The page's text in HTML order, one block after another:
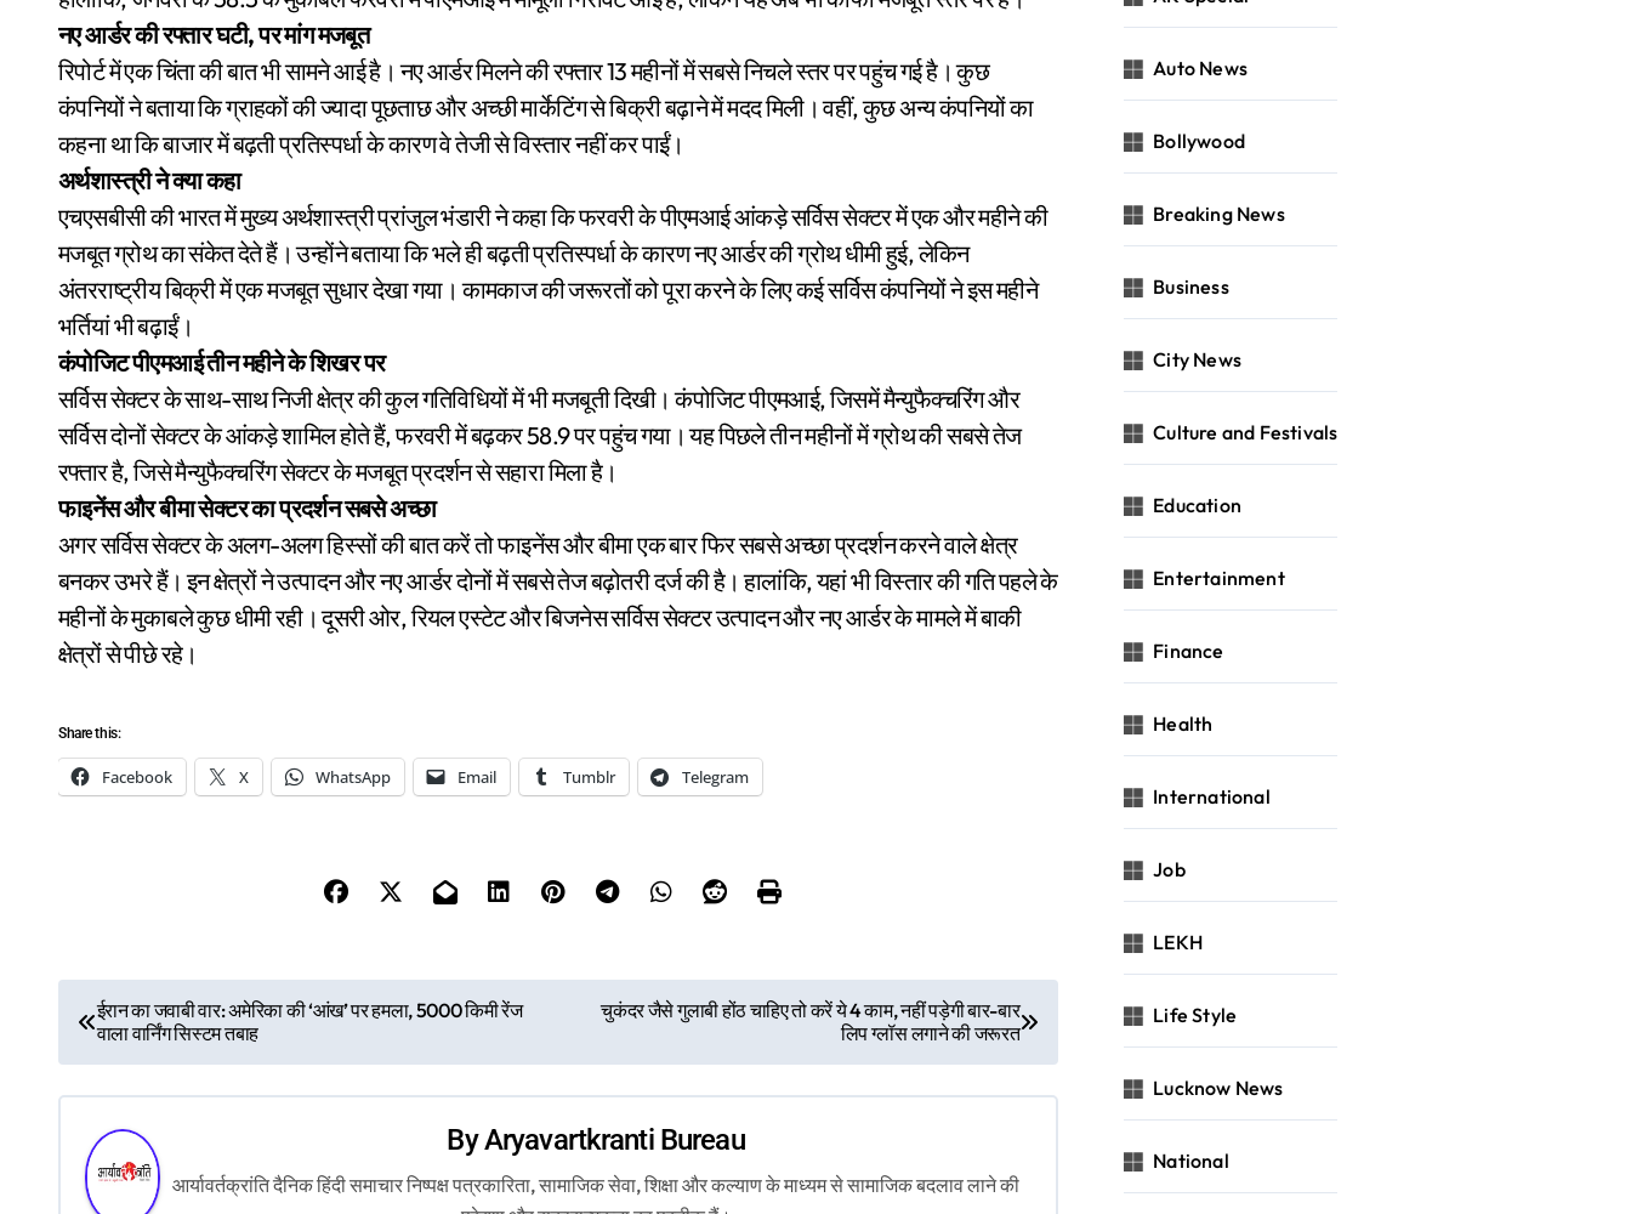
नए आर्डर की रफ्तार घटी, पर मांग मजबूत
रिपोर्ट में एक चिंता की बात भी सामने आई है। नए आर्डर मिलने की रफ्तार 13 महीनों में सबसे निचले स्तर पर पहुंच गई है। कुछ
कंपनियों ने बताया कि ग्राहकों की ज्यादा पूछताछ और अच्छी मार्केटिंग से बिक्री बढ़ाने में मदद मिली। वहीं, कुछ अन्य कंपनियों का
कहना था कि बाजार में बढ़ती प्रतिस्पर्धा के कारण वे तेजी से विस्तार नहीं कर पाईं।
अर्थशास्त्री ने क्या कहा
एचएसबीसी की भारत में मुख्य अर्थशास्त्री प्रांजुल भंडारी ने कहा कि फरवरी के पीएमआई आंकड़े सर्विस सेक्टर में एक और महीने की
मजबूत ग्रोथ का संकेत देते हैं। उन्होंने बताया कि भले ही बढ़ती प्रतिस्पर्धा के कारण नए आर्डर की ग्रोथ धीमी हुई, लेकिन
अंतरराष्ट्रीय बिक्री में एक मजबूत सुधार देखा गया। कामकाज की जरूरतों को पूरा करने के लिए कई सर्विस कंपनियों ने इस महीने
भर्तियां भी बढ़ाईं।
कंपोजिट पीएमआई तीन महीने के शिखर पर
सर्विस सेक्टर के साथ-साथ निजी क्षेत्र की कुल गतिविधियों में भी मजबूती दिखी। कंपोजिट पीएमआई, जिसमें मैन्युफैक्चरिंग और
सर्विस दोनों सेक्टर के आंकड़े शामिल होते हैं, फरवरी में बढ़कर 58.9 पर पहुंच गया। यह पिछले तीन महीनों में ग्रोथ की सबसे तेज
रफ्तार है, जिसे मैन्युफैक्चरिंग सेक्टर के मजबूत प्रदर्शन से सहारा मिला है।
फाइनेंस और बीमा सेक्टर का प्रदर्शन सबसे अच्छा
अगर सर्विस सेक्टर के अलग-अलग हिस्सों की बात करें तो फाइनेंस और बीमा एक बार फिर सबसे अच्छा प्रदर्शन करने वाले क्षेत्र
बनकर उभरे हैं। इन क्षेत्रों ने उत्पादन और नए आर्डर दोनों में सबसे तेज बढ़ोतरी दर्ज की है। हालांकि, यहां भी विस्तार की गति पहले के
महीनों के मुकाबले कुछ धीमी रही। दूसरी ओर, रियल एस्टेट और बिजनेस सर्विस सेक्टर उत्पादन और नए आर्डर के मामले में बाकी
क्षेत्रों से पीछे रहे।
Share this:
Facebook X WhatsApp Email Tumblr Telegram
o
s
ईरान का जवाबी वार: अमेरिका की ‘आंख’ पर हमला, 5000 किमी रेंज
वाला वार्निंग सिस्टम तबाह
चुकंदर जैसे गुलाबी होंठ चाहिए तो करें ये 4 काम, नहीं पड़ेगी बार-बार
लिप ग्लॉस लगाने की जरूरत
ByAryavartkranti Bureau
आर्यावर्तक्रांति दैनिक हिंदी समाचार निष्पक्ष पत्रकारिता, सामाजिक सेवा, शिक्षा और कल्याण के माध्यम से सामाजिक बदलाव लाने की
Auto News
Bollywood
Breaking News
Business
City News
Culture and Festivals
Education
Entertainment
Finance
Health
International
Job
LEKH
Life Style
Lucknow News
National